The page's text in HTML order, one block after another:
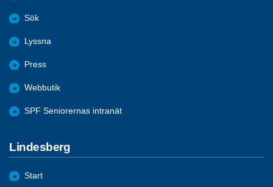
Sök
Lyssna
Press
Webbutik
SPF Seniorernas intranät
Lindesberg
Start